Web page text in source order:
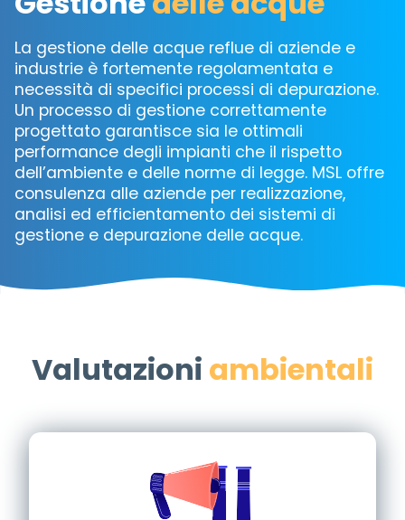
La gestione delle acque reflue di aziende e
industrie è fortemente regolamentata e
necessità di specifici processi di depurazione.
Un processo di gestione correttamente
progettato garantisce sia le ottimali
performance degli impianti che il rispetto
dell’ambiente e delle norme di legge. MSL offre
consulenza alle aziende per realizzazione,
analisi ed efficientamento dei sistemi di
gestione e depurazione delle acque.
Valutazioni ambientali